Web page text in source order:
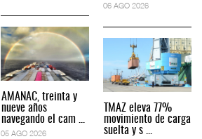
AMANAC, treinta y
nueve años
navegando el cam ...
05 AGO 2026
06 AGO 2026
TMAZ eleva 77%
movimiento de carga
suelta y s ...